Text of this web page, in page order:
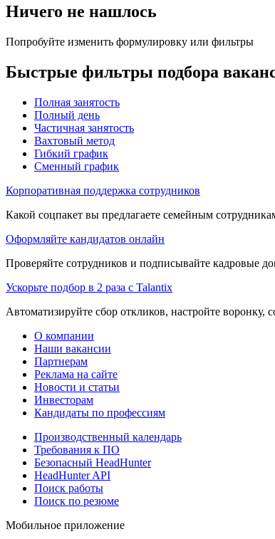
Ничего не нашлось
Попробуйте изменить формулировку или фильтры
Быстрые фильтры подбора
Полная занятость
Полный день
Частичная занятость
Вахтовый метод
Гибкий график
Сменный график
Корпоративная поддержка сотрудников
Какой соцпакет вы предлагаете семейным
Оформляйте кандидатов онлайн
Проверяйте сотрудников и подписывайте кадровые
Ускорьте подбор в 2 раза с Talantix
Автоматизируйте сбор откликов, настройте воронку,
О компании
Наши вакансии
Партнерам
Реклама на сайте
Новости и статьи
Инвесторам
Кандидаты по профессиям
Производственный календарь
Требования к ПО
Безопасный HeadHunter
HeadHunter API
Поиск работы
Поиск по резюме
Мобильное приложение